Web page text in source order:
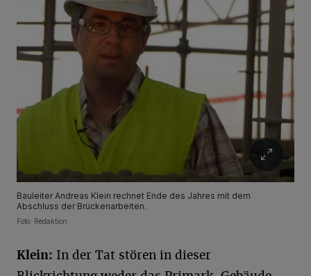
Bauleiter Andreas Klein rechnet Ende des Jahres mit dem
Abschluss der Brückenarbeiten.
Foto: Redaktion
Klein: In der Tat stören in dieser